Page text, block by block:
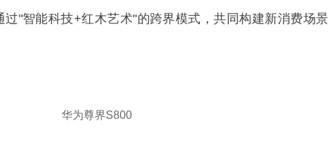
过"智能科技+红木艺术"的跨界模式，共同构建新消费场景
华为尊界S800